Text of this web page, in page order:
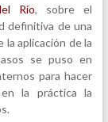
Río, sobre el
definitiva de una
aplicación de la
se puso en
para hacer
la práctica la